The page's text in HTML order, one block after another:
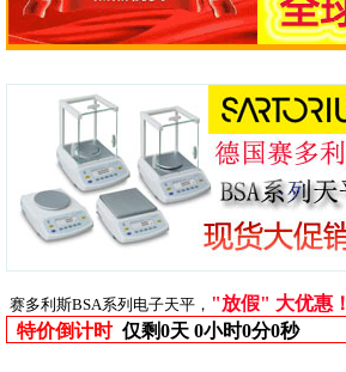
赛多利斯BSA系列电子天平， "放假" 大优惠！
特价倒计时 仅剩0天 0小时0分0秒